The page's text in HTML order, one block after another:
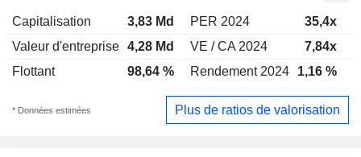
Capitalisation 3,83 Md PER 2024 35,4x
Valeur d'entreprise 4,28 Md VE / CA 2024 7,84x
Flottant
98,64 % Rendement 2024 1,16 %
* Données estimées Plus de ratios de valorisation